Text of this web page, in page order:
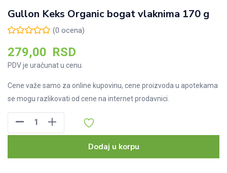
Gullon Keks Organic bogat vlaknima 170 g
(0 ocena)
279,00 RSD
PDV je uračunat u cenu.
Cene važe samo za online kupovinu, cene proizvoda u apotekama
se mogu razlikovati od cene na internet prodavnici.
Keks
bogat
Dodaj u korpu